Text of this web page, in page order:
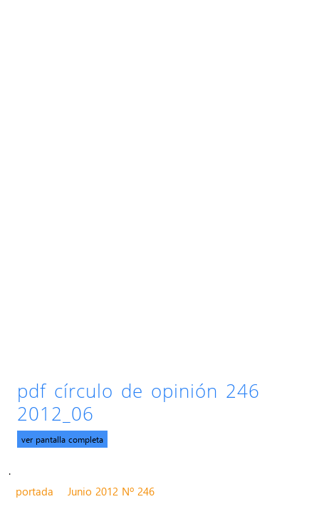
pdf círculo de opinión 246
2012_06
ver pantalla completa
.
portada
Junio 2012 Nº 246